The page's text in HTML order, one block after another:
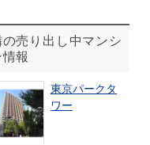
売り出し中マンシ
情報
東京パークタ
ワー